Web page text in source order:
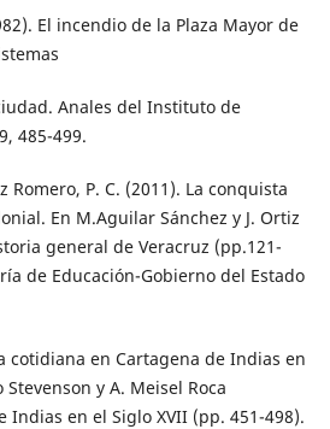
El incendio de la Plaza Mayor de
Anales del Instituto de
485-499.
Romero, P. C. (2011). La conquista
En M.Aguilar Sánchez y J. Ortiz
general de Veracruz (pp.121-
de Educación-Gobierno del Estado
cotidiana en Cartagena de Indias en
Stevenson y A. Meisel Roca
Indias en el Siglo XVII (pp. 451-498).